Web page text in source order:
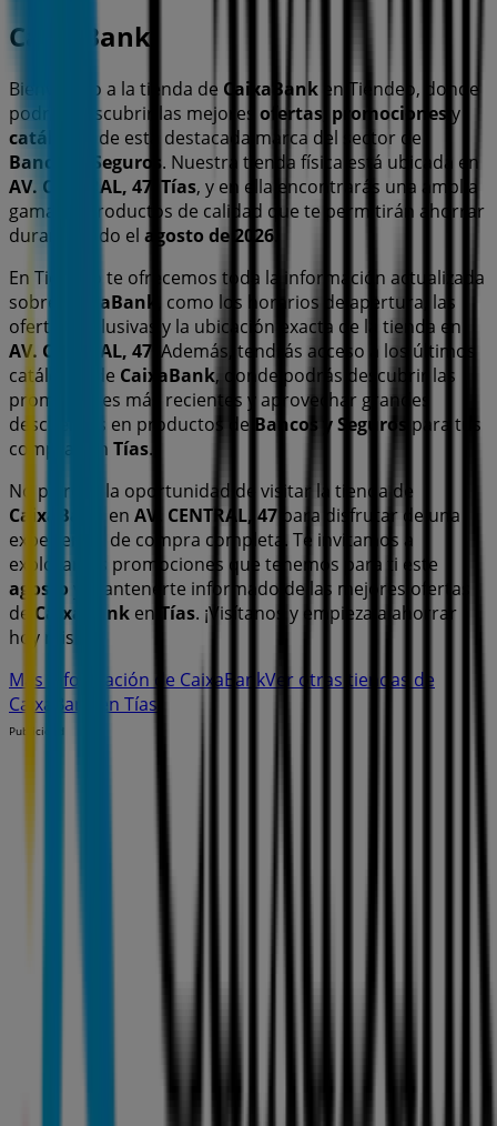
CaixaBank
Bienvenido a la tienda de CaixaBank en Tiendeo, donde
podrás descubrir las mejores ofertas promociones y
catálogos
de esta destacada marca del sector de
Bancos y Seguros. Nuestra tienda física está ubicada en
AV. CENTRAL, 47 Tías, y en ella encontrarás una amplia
gama de productos de calidad que te permitirán ahorrar
durante todo el agosto de 2026
En Tiendeo te ofrecemos toda la información actualizada
sobre
CaixaBank
, como los horarios de apertura, las
ofertas exclusivas y la ubicación exacta de la tienda en
AV. CENTRAL, 47 . Además, tendrás acceso a los últimos
catálogos de CaixaBank, donde podrás descubrir las
promociones más recientes y aprovechar grandes
descuentos en productos de Bancos y Seguros para tus
compras en Tías.
No pierdas la oportunidad de visitar la tienda de
CaixaBank
en AV. CENTRAL, 47 para disfrutar de una
experiencia de compra completa. Te invitamos a
explorar las promociones que tenemos para ti este
agosto y mantenerte informado de las mejores ofertas
de CaixaBank en Tías. ¡Visítanos y empieza a ahorrar
hoy mismo!
Más información de CaixaBankVer otras tiendas de
CaixaBank en Tías
Publicidad